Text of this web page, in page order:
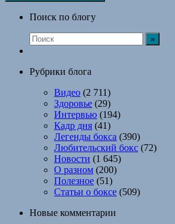
Поиск по блогу
Рубрики блога
Видео (2 711)
Здоровье (29)
Интервью (194)
Кадр дня (41)
Легенды бокса (390)
Любительский бокс (72)
Новости (1 645)
О разном (200)
Полезное (51)
Статьи о боксе (509)
Новые комментарии